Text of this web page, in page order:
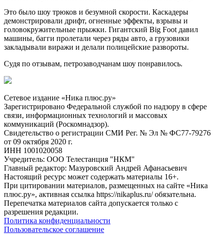
Это было шоу трюков и безумной скорости. Каскадеры
демонстрировали дрифт, огненные эффекты, взрывы и
головокружительные прыжки. Гигантский Big Foot давил
машины, багги пролетали через ряды авто, а грузовики
закладывали виражи и делали полицейские развороты.
Судя по отзывам, петрозаводчанам шоу понравилось.
Сетевое издание «Ника плюс.ру»
Зарегистрировано Федеральной службой по надзору в сфере
связи, информационных технологий и массовых
коммуникаций (Роскомнадзор).
Свидетельство о регистрации СМИ Рег. № Эл № ФС77-79276
от 09 октября 2020 г.
ИНН 1001020058
Учредитель: ООО Телестанция "НКМ"
Главный редактор: Мазуровский Андрей Афанасьевич
Настоящий ресурс может содержать материалы 16+.
При цитировании материалов, размещенных на сайте «Ника
плюс.ру», активная ссылка https://nikaplus.ru/ обязательна.
Перепечатка материалов сайта допускается только с
разрешения редакции.
Политика конфиденциальности
Пользовательское соглашение